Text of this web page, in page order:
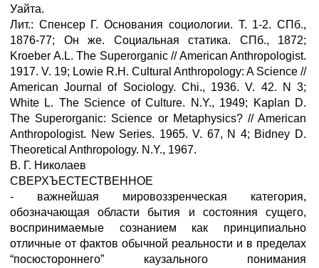
Уайта.
Лит.: Спенсер Г. Основания социологии. Т. 1-2. СПб.,
1876-77; Он же. Социальная статика. СПб., 1872;
Kroeber A.L. The Superorganic // American Anthropologist.
1917. V. 19; Lowie R.H. Cultural Anthropology: A Science //
American Journal of Sociology. Chi., 1936. V. 42. N 3;
White L. The Science of Culture. N.Y., 1949; Kaplan D.
The Superorganic: Science or Metaphysics? // American
Anthropologist. New Series. 1965. V. 67, N 4; Bidney D.
Theoretical Anthropology. N.Y., 1967.
В. Г. Николаев
СВЕРХЪЕСТЕСТВЕННОЕ
- важнейшая мировоззренческая категория,
обозначающая области бытия и состояния сущего,
воспринимаемые сознанием как принципиально
отличные от фактов обычной реальности и в пределах
“посюстороннего” каузального понимания